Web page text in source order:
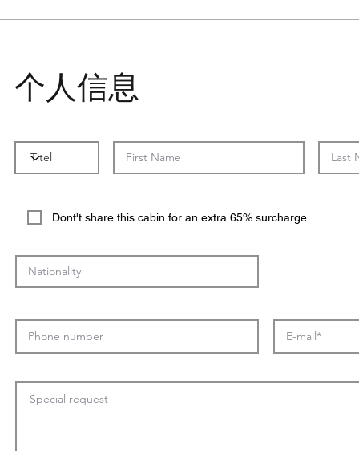
个人信息
Dont't share this cabin for an extra 65% surcharge